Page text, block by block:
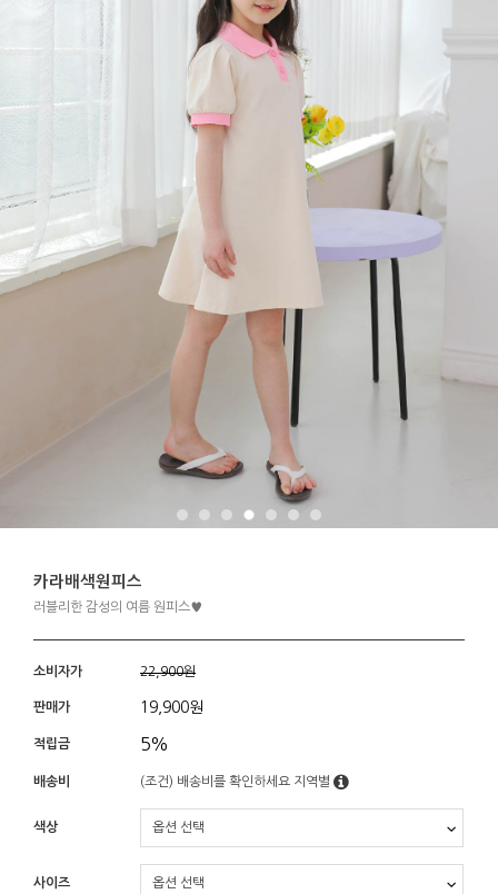
카라배색원피스
러블리한 감성의 여름 원피스♥
소비자가 22,900원
판매가 19,900원
적립금 5%
배송비 (조건) 배송비를 확인하세요 지역별
색상
사이즈